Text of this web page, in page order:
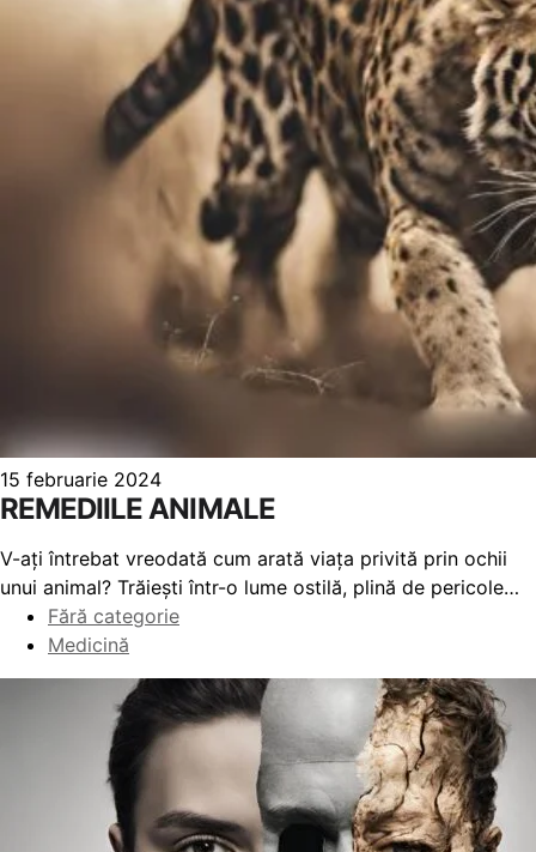
15 februarie 2024
REMEDIILE ANIMALE
V-ați întrebat vreodată cum arată viața privită prin ochii
unui animal? Trăiești într-o lume ostilă, plină de pericole…
Fără categorie
Medicină